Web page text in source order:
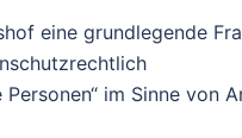
eine grundlegende
im Sinne von